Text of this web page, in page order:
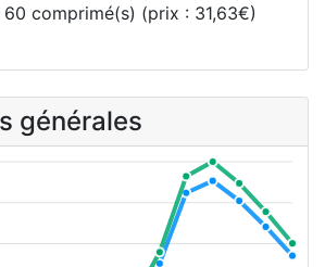
comprimé(s) (prix : 31,63€)
générales